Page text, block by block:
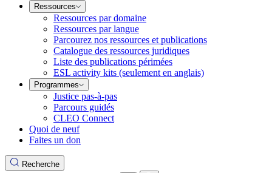
Ressources
Ressources par domaine
Ressources par langue
Parcourez nos ressources et publications
Catalogue des ressources juridiques
Liste des publications périmées
ESL activity kits (seulement en anglais)
Programmes
Justice pas-à-pas
Parcours guidés
CLEO Connect
Quoi de neuf
Faites un don
Recherche